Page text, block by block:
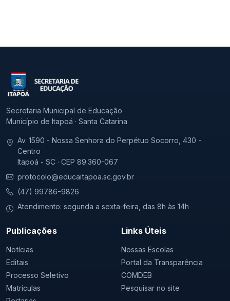
Secretaria Municipal de Educação
Município de Itapoá · Santa Catarina
Av. 1590 - Nossa Senhora do Perpétuo Socorro, 430 -
Centro
Itapoá - SC · CEP 89.360-067
protocolo@educaitapoa.sc.gov.br
(47) 99786-9826
Atendimento: segunda a sexta-feira, das 8h às 14h
Publicações
Notícias
Editais
Processo Seletivo
Matrículas
Links Úteis
Nossas Escolas
Portal da Transparência
COMDEB
Pesquisar no site